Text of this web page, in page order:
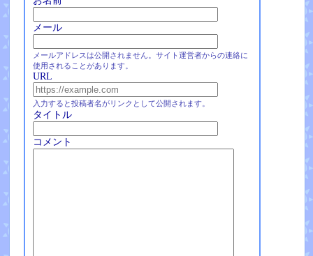
メール
メールアドレスは公開されません。サイト運営者からの連絡に
使用されることがあります。
URL
入力すると投稿者名がリンクとして公開されます。
タイトル
コメント